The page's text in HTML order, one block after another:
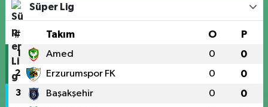
Süper Lig
# Takım O P
1 Amed 0 0
2 Erzurumspor FK 0 0
3 Başakşehir 0 0